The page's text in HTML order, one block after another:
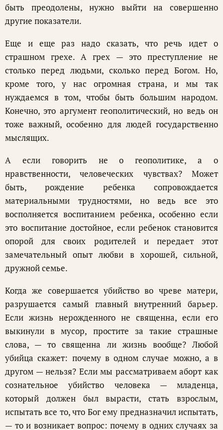
быть преодолены, нужно выйти на совершенно
другие показатели.
Еще и еще раз надо сказать, что речь идет о
страшном грехе. А грех — это преступление не
столько перед людьми, сколько перед Богом. Но,
кроме того, у нас огромная страна, и мы так
нуждаемся в том, чтобы быть большим народом.
Конечно, это аргумент геополитический, но ведь он
тоже важный, особенно для людей государственно
мыслящих.
А если говорить не о геополитике, а о
нравственности, человеческих чувствах? Может
быть, рождение ребенка сопровождается
материальными трудностями, но ведь все это
восполняется воспитанием ребенка, особенно если
это воспитание достойное, если ребенок становится
опорой для своих родителей и передает этот
замечательный опыт любви в хорошей, сильной,
дружной семье.
Когда же совершается убийство во чреве матери,
разрушается самый главный внутренний барьер.
Если жизнь нерожденного не священна, если его
выкинули в мусор, простите за такие страшные
слова, — то священна ли жизнь вообще? Любой
убийца скажет: почему в одном случае можно, а в
другом — нельзя? Если мы рассматриваем аборт как
сознательное убийство человека — младенца,
который должен был вырасти, стать взрослым,
испытать все то, что Бог ему предназначил испытать,
— то и возникает вопрос: почему в одних случаях за